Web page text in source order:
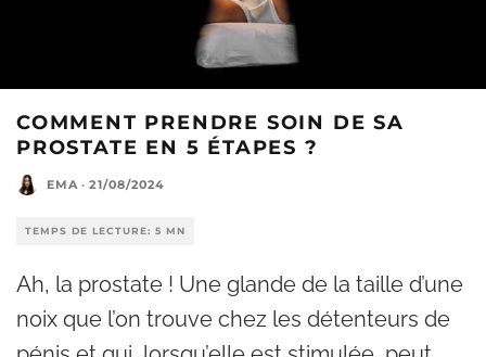
COMMENT PRENDRE SOIN DE SA
PROSTATE EN 5 ÉTAPES ?
EMA · 21/08/2024
TEMPS DE LECTURE: 5 MN
Ah, la prostate ! Une glande de la taille d’une
noix que l’on trouve chez les détenteurs de